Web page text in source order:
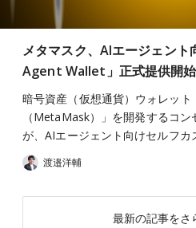
メタマスク、AIエージェン
Agent Wallet」正式提供開始
暗号資産（仮想通貨）ウォレット
（MetaMask）」を開発するコン
が、AIエージェント向けセルフ
渡邉洋輔
最新の記事をさ